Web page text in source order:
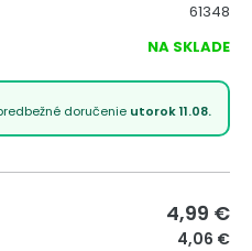
61348
NA SKLADE
doručenie utorok 11.08.
4,99 €
4,06 €